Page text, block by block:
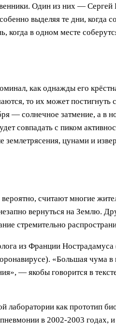
Один из них —
выделяя те дни, когда
в одном месте
как однажды его
то их может
— солнечное затмение, а в
совпадать с пиком
цунами и
считают многие
вернуться на Землю.
стремительно
из Франции
«Большая чума
— якобы говорится в
лаборатории как прототип
в 2002-2003 годах,